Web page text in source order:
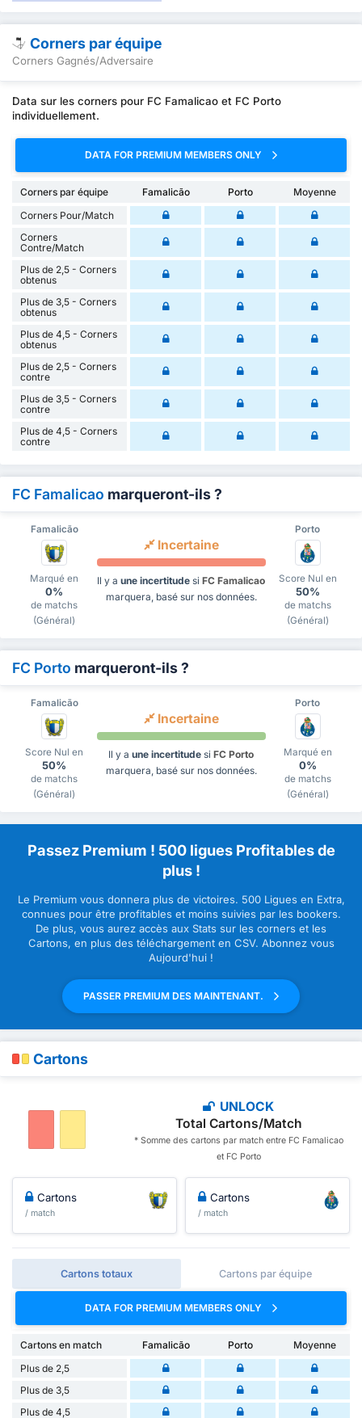
Corners par équipe
Corners Gagnés/Adversaire
Data sur les corners pour FC Famalicao et FC Porto
individuellement.
DATA FOR PREMIUM MEMBERS ONLY
Corners par équipe Famalicão Porto
Moyenne
Corners Pour/Match
Corners
Contre/Match
Plus de 2,5 - Corners
obtenus
Plus de 3,5 - Corners
obtenus
Plus de 4,5 - Corners
obtenus
Plus de 2,5 - Corners
contre
Plus de 3,5 - Corners
contre
Plus de 4,5 - Corners
contre
FC Famalicao marqueront-ils ?
Famalicão Porto
Marqué en
0%
de matchs
(Général)
Incertaine
Il y a une incertitude si FC Famalicao
marquera, basé sur nos données.
Score Nul en
50%
de matchs
(Général)
FC Porto marqueront-ils ?
Famalicão Porto
Score Nul en
50%
de matchs
(Général)
Incertaine
Il y a une incertitude si FC Porto
marquera, basé sur nos données.
Marqué en
0%
de matchs
(Général)
Passez Premium ! 500 ligues Profitables de
plus !
Le Premium vous donnera plus de victoires. 500 Ligues en Extra,
connues pour être profitables et moins suivies par les bookers.
De plus, vous aurez accès aux Stats sur les corners et les
Cartons, en plus des téléchargement en CSV. Abonnez vous
Aujourd'hui !
PASSER PREMIUM DES MAINTENANT.
Cartons
UNLOCK
Total Cartons/Match
* Somme des cartons par match entre FC Famalicao
et FC Porto
Cartons
/ match
Cartons
/ match
Cartons totaux Cartons par équipe
DATA FOR PREMIUM MEMBERS ONLY
Cartons en match Famalicão Porto
Moyenne
Plus de 2,5
Plus de 3,5
Plus de 4,5